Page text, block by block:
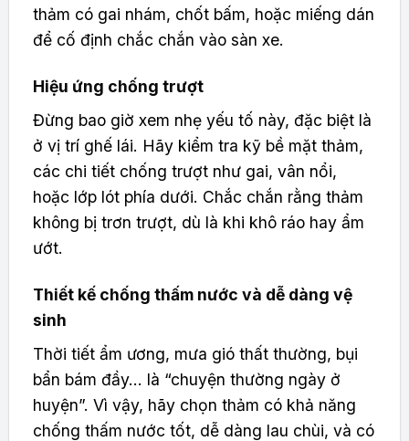
thảm có gai nhám, chốt bấm, hoặc miếng dán
để cố định chắc chắn vào sàn xe.
Hiệu ứng chống trượt
Đừng bao giờ xem nhẹ yếu tố này, đặc biệt là
ở vị trí ghế lái. Hãy kiểm tra kỹ bề mặt thảm,
các chi tiết chống trượt như gai, vân nổi,
hoặc lớp lót phía dưới. Chắc chắn rằng thảm
không bị trơn trượt, dù là khi khô ráo hay ẩm
ướt.
Thiết kế chống thấm nước và dễ dàng vệ
sinh
Thời tiết ẩm ương, mưa gió thất thường, bụi
bẩn bám đầy… là “chuyện thường ngày ở
huyện”. Vì vậy, hãy chọn thảm có khả năng
chống thấm nước tốt, dễ dàng lau chùi, và có